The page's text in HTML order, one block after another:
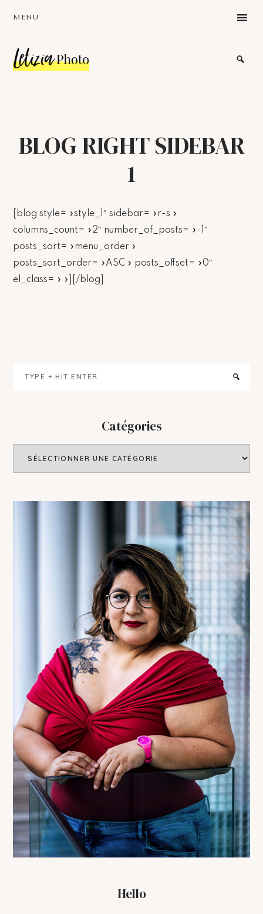
content
sidebar
MENU
BLOG RIGHT SIDEBAR
1
[blog style= »style_1″ sidebar= »r-s »
columns_count= »2″ number_of_posts= »-1″
posts_sort= »menu_order »
posts_sort_order= »ASC » posts_offset= »0″
el_class= » »][/blog]
Sidebar
Catégories
Catégories
Hello